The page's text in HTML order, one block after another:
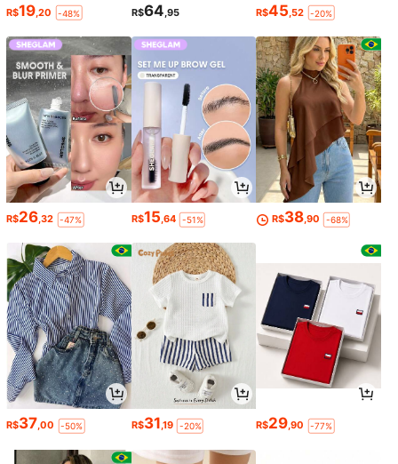
R$19,20 -48% R$64,95 R$45,52 -20%
R$26,32 -47% R$15,64 -51% R$38,90 -68%
R$37,00 -50% R$31,19 -20% R$29,90 -77%